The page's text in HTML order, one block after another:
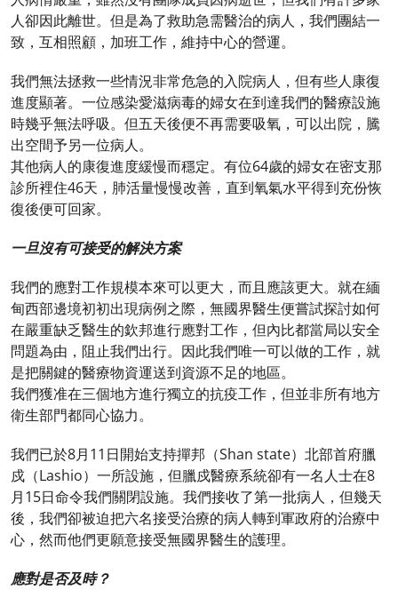
人卻因此離世。但是為了救助急需醫治的病人，我們團結一
致，互相照顧，加班工作，維持中心的營運。
我們無法拯救一些情況非常危急的入院病人，但有些人康復
進度顯著。一位感染愛滋病毒的婦女在到達我們的醫療設施
時幾乎無法呼吸。但五天後便不再需要吸氧，可以出院，騰
出空間予另一位病人。
其他病人的康復進度緩慢而穩定。有位64歲的婦女在密支那
診所裡住46天，肺活量慢慢改善，直到氧氣水平得到充份恢
復後便可回家。
一旦沒有可接受的解決方案
我們的應對工作規模本來可以更大，而且應該更大。就在緬
甸西部邊境初初出現病例之際，無國界醫生便嘗試探討如何
在嚴重缺乏醫生的欽邦進行應對工作，但內比都當局以安全
問題為由，阻止我們出行。因此我們唯一可以做的工作，就
是把關鍵的醫療物資運送到資源不足的地區。
我們獲准在三個地方進行獨立的抗疫工作，但並非所有地方
衛生部門都同心協力。
我們已於8月11日開始支持撣邦（Shan state）北部首府臘
戍（Lashio）一所設施，但臘戍醫療系統卻有一名人士在8
月15日命令我們關閉設施。我們接收了第一批病人，但幾天
後，我們卻被迫把六名接受治療的病人轉到軍政府的治療中
心，然而他們更願意接受無國界醫生的護理。
應對是否及時？